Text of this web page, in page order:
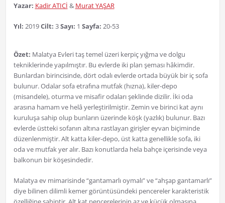
Yazar: Kadir ATICİ & Murat YAŞAR
Yıl: 2019Cilt: 3Sayı: 1 Sayfa: 20-53
Özet: Malatya Evleri taş temel üzeri kerpiç yığma ve dolgu
tekniklerinde yapılmıştır. Bu evlerde iki plan şeması hâkimdir.
Bunlardan birincisinde, dört odalı evlerde ortada büyük bir iç sofa
bulunur. Odalar sofa etrafına mutfak (hızna), kiler-depo
(misandele), oturma ve misafir odaları şeklinde dizilir. İki oda
arasına hamam ve helâ yerleştirilmiştir. Zemin ve birinci kat aynı
kuruluşa sahip olup bunların üzerinde köşk (yazlık) bulunur. Bazı
evlerde üstteki sofanın altına rastlayan girişler eyvan biçiminde
düzenlenmiştir. Alt katta kiler-depo, üst katta genellikle sofa, iki
oda ve mutfak yer alır. Bazı konutlarda hela bahçe içerisinde veya
balkonun bir köşesindedir.
Malatya ev mimarisinde “gantamarlı oymalı” ve “ahşap gantamarlı”
diye bilinen dilimli kemer görüntüsündeki pencereler karakteristik